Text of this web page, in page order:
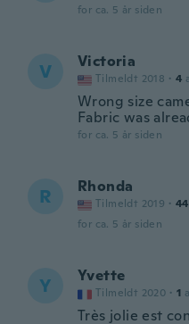
for ca. 5 år siden
V Victoria
Tilmeldt 2018 · 4
Wrong size
Fabric was
for ca. 5 år siden
R Rhonda
Tilmeldt 2019 · 44
for ca. 5 år siden
Y Yvette
Tilmeldt 2020 · 1
Très jolie est